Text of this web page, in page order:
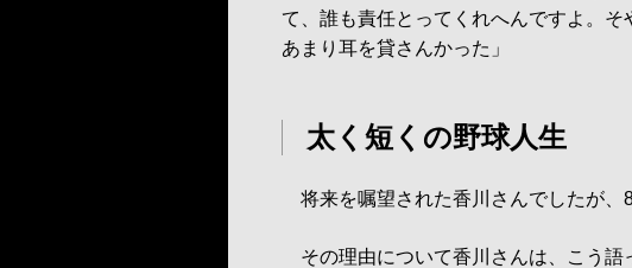
て、誰も責任とってくれへんですよ。そ
あまり耳を貸さんかった」
太く短くの野球人生
将来を嘱望された香川さんでしたが、
その理由について香川さんは、こう語